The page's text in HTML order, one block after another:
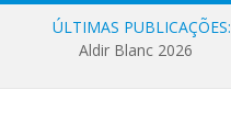
ÚLTIMAS PUBLICAÇÕES:
Aldir Blanc 2026